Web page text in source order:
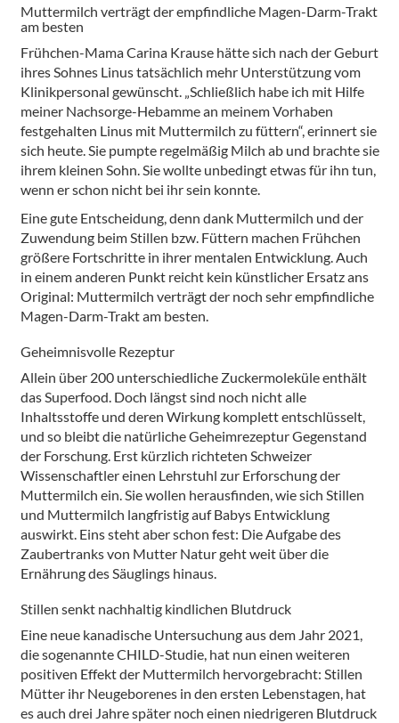
Muttermilch verträgt der empfindliche Magen-Darm-Trakt
am besten
Frühchen-Mama Carina Krause hätte sich nach der Geburt
ihres Sohnes Linus tatsächlich mehr Unterstützung vom
Klinikpersonal gewünscht. „Schließlich habe ich mit Hilfe
meiner Nachsorge-Hebamme an meinem Vorhaben
festgehalten Linus mit Muttermilch zu füttern“, erinnert sie
sich heute. Sie pumpte regelmäßig Milch ab und brachte sie
ihrem kleinen Sohn. Sie wollte unbedingt etwas für ihn tun,
wenn er schon nicht bei ihr sein konnte.
Eine gute Entscheidung, denn dank Muttermilch und der
Zuwendung beim Stillen bzw. Füttern machen Frühchen
größere Fortschritte in ihrer mentalen Entwicklung. Auch
in einem anderen Punkt reicht kein künstlicher Ersatz ans
Original: Muttermilch verträgt der noch sehr empfindliche
Magen-Darm-Trakt am besten.
Geheimnisvolle Rezeptur
Allein über 200 unterschiedliche Zuckermoleküle enthält
das Superfood. Doch längst sind noch nicht alle
Inhaltsstoffe und deren Wirkung komplett entschlüsselt,
und so bleibt die natürliche Geheimrezeptur Gegenstand
der Forschung. Erst kürzlich richteten Schweizer
Wissenschaftler einen Lehrstuhl zur Erforschung der
Muttermilch ein. Sie wollen herausfinden, wie sich Stillen
und Muttermilch langfristig auf Babys Entwicklung
auswirkt. Eins steht aber schon fest: Die Aufgabe des
Zaubertranks von Mutter Natur geht weit über die
Ernährung des Säuglings hinaus.
Stillen senkt nachhaltig kindlichen Blutdruck
Eine neue kanadische Untersuchung aus dem Jahr 2021,
die sogenannte CHILD-Studie, hat nun einen weiteren
positiven Effekt der Muttermilch hervorgebracht: Stillen
Mütter ihr Neugeborenes in den ersten Lebenstagen, hat
es auch drei Jahre später noch einen niedrigeren Blutdruck